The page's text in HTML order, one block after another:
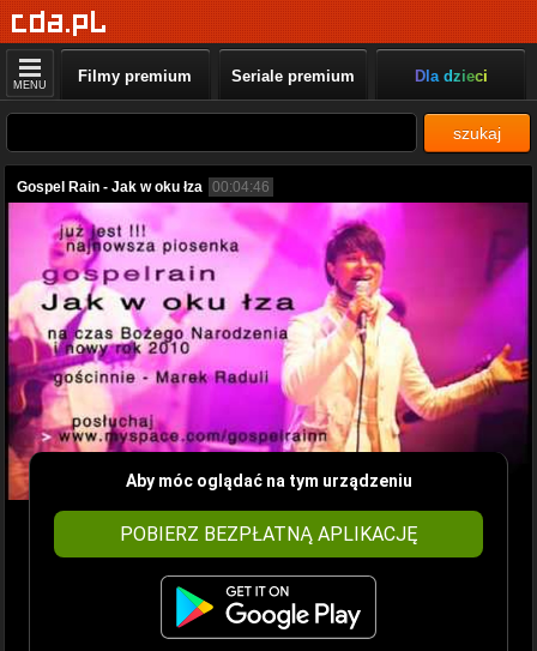
MENU Filmy premium Seriale premium Dla dzieci
szukaj
Gospel Rain - Jak w oku łza 00:04:46
Aby móc oglądać na tym urządzeniu
POBIERZ BEZPŁATNĄ APLIKACJĘ